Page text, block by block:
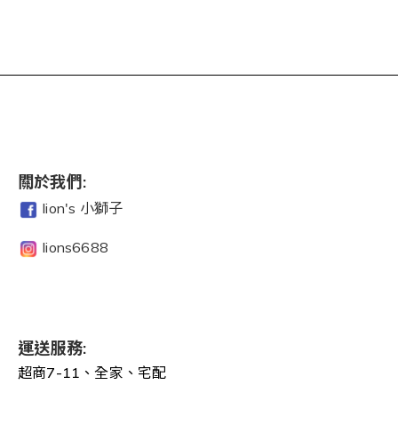
關於我們:
lion's 小獅子
lions6688
運送服務:
超商7-11、全家、宅配